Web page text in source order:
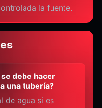
la fuente.
debe hacer
una tubería?
de agua si es